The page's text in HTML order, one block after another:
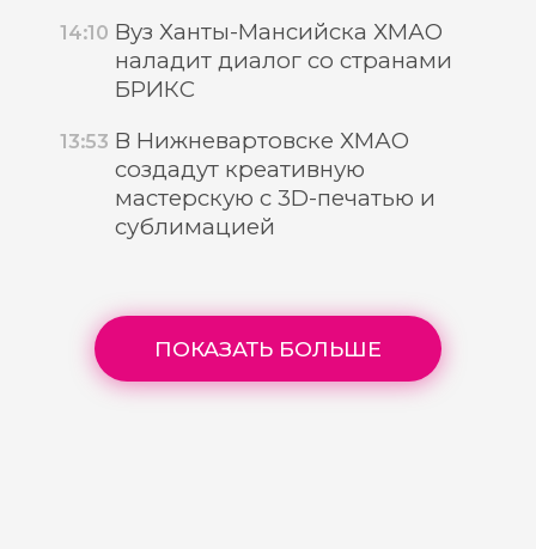
14:10 Вуз Ханты-Мансийска ХМАО
наладит диалог со странами
БРИКС
13:53 В Нижневартовске ХМАО
создадут креативную
мастерскую с 3D-печатью и
сублимацией
ПОКАЗАТЬ БОЛЬШЕ